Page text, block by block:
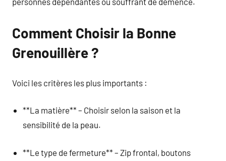
Comment Choisir la Bonne
Grenouillère ?
Voici les critères les plus importants :
**La matière** – Choisir selon la saison et la
sensibilité de la peau.
**Le type de fermeture** – Zip frontal, boutons